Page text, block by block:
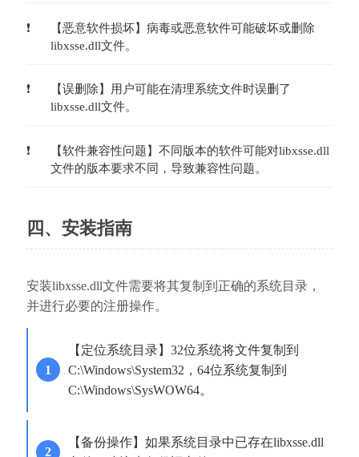
【恶意软件损坏】病毒或恶意软件可能破坏或删除
libxsse.dll文件。
【误删除】用户可能在清理系统文件时误删了
libxsse.dll文件。
【软件兼容性问题】不同版本的软件可能对libxsse.dll
文件的版本要求不同，导致兼容性问题。
四、安装指南
安装libxsse.dll文件需要将其复制到正确的系统目录，
并进行必要的注册操作。
【定位系统目录】32位系统将文件复制到
C:\Windows\System32，64位系统复制到
C:\Windows\SysWOW64。
【备份操作】如果系统目录中已存在libxsse.dll